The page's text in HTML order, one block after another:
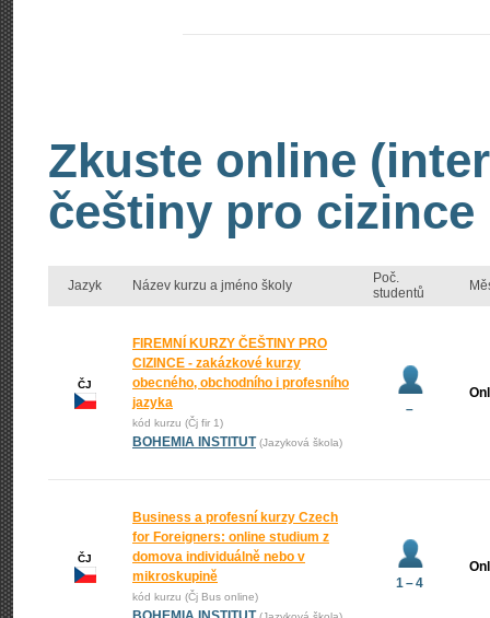
Zkuste online
češtiny pro cizince
Jazyk Název kurzu a jméno školy
Poč.
studentů
ČJ
FIREMNÍ KURZY ČEŠTINY PRO
CIZINCE - zakázkové kurzy
obecného, obchodního i profesního
jazyka
kód kurzu (Čj fir 1)
BOHEMIA INSTITUT (Jazyková škola)
–
ČJ
Business a profesní kurzy Czech
for Foreigners: online studium z
domova individuálně nebo v
mikroskupině
kód kurzu (Čj Bus online)
1 – 4